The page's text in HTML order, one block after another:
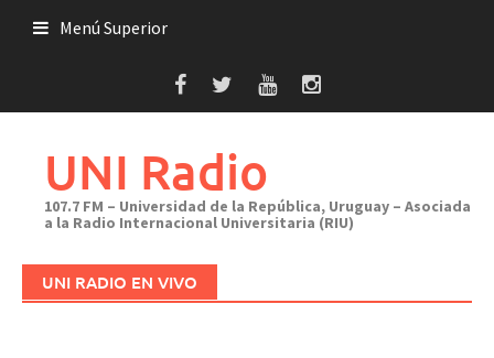
Menú Superior
UNI Radio
107.7 FM – Universidad de la República, Uruguay – Asociada
a la Radio Internacional Universitaria (RIU)
UNI RADIO EN VIVO